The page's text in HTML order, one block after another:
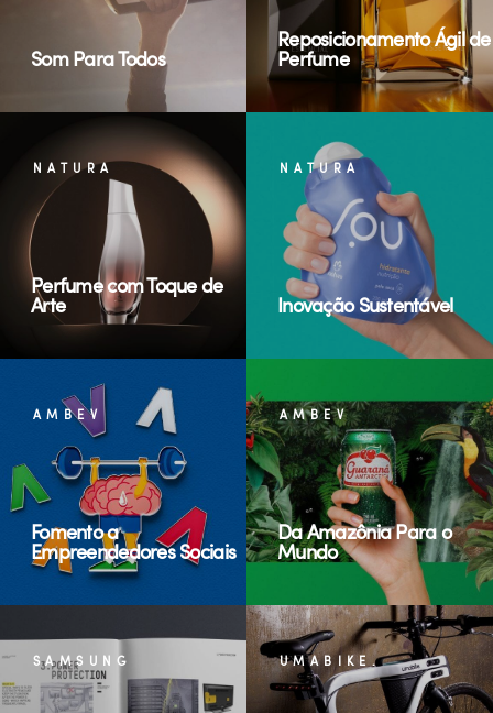
Som Para Todos
Reposicionamento Ágil de
Perfume
NATURA
Perfume com Toque de
Arte
NATURA
Inovação Sustentável
AMBEV
Fomento a
Empreendedores Sociais
AMBEV
Da Amazônia Para o
Mundo
SAMSUNG UMABIKE.